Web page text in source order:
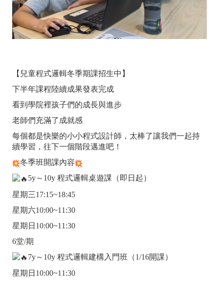
【兒童程式邏輯冬季期課招生中】
下半年課程陸續成果發表完成
看到學院裡孩子們的成長與進步
老師們充滿了成就感
每個都是快樂的小小程式設計師，太棒了讓我們一起持
續學習，往下一個階段邁進吧！
冬季班開課內容
5y～10y 程式邏輯桌遊課（即日起）
星期三17:15~18:45
星期六10:00~11:30
星期日10:00~11:30
6堂/期
7y～10y 程式邏輯建構入門班（1/16開課）
星期日10:00~11:30